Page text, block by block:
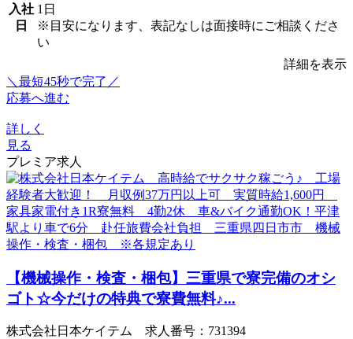
入社
日
1日
※目安になります、表記なしは面接時にご相談くださ
い
詳細を表示
＼最短45秒で完了／
応募へ進む
詳しく
見る
プレミア求人
【機械操作・検査・梱包】三重県で寮完備のオシ
ゴト☆今だけの特典で寮費無料♪...
株式会社日本ケイテム 求人番号：731394